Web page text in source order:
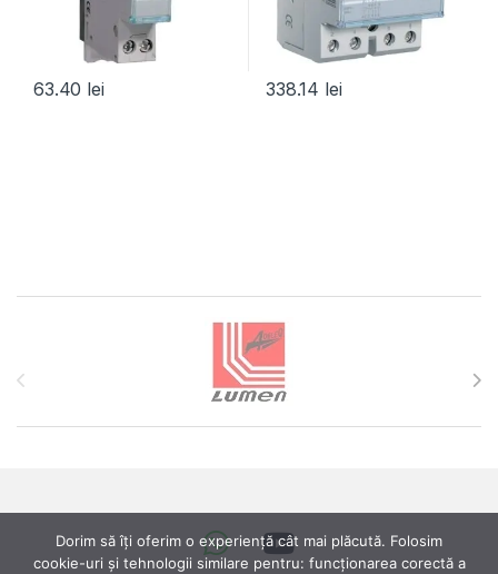
63.40 lei 338.14 lei
Dorim să îți oferim o experiență cât mai plăcută. Folosim
cookie-uri și tehnologii similare pentru: funcționarea corectă a